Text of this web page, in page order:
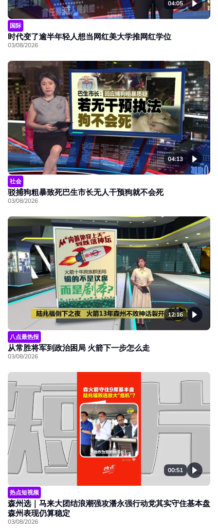
04:05
国际
时代变了逾半年轻人想当网红美大学推网红学位
03/08/2026
04:13
社会
驳捕狗粗暴致死巴生市长无人干预狗就不会死
03/08/2026
12:16
八点最热报
从常胜将军到政治困局 火箭下一步怎么走
03/08/2026
00:51
热点短视频
森州选｜马来大团结浪潮强攻潘永强行动党其实守住基本盘
森州表现仍算稳定
03/08/2026